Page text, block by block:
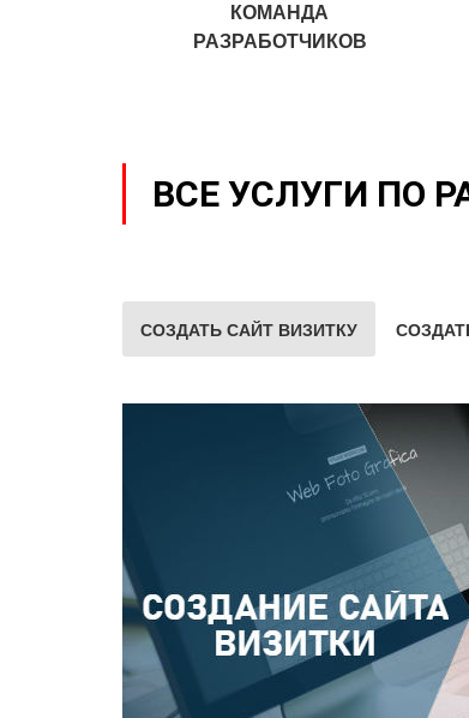
КОМАНДА
РАЗРАБОТЧИКОВ
ВСЕ УСЛУГИ ПО
СОЗДАТЬ САЙТ ВИЗИТКУ